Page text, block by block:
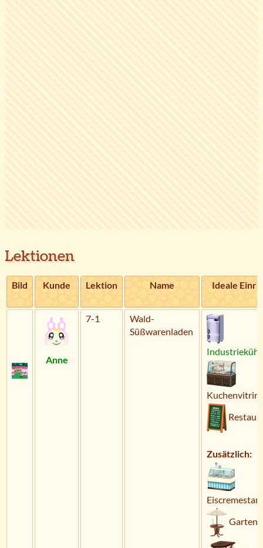
Lektionen
Bild Kunde Lektion Name Ideale
Anne
7-1
Wald-
Süßwarenladen
Zusätzlich: